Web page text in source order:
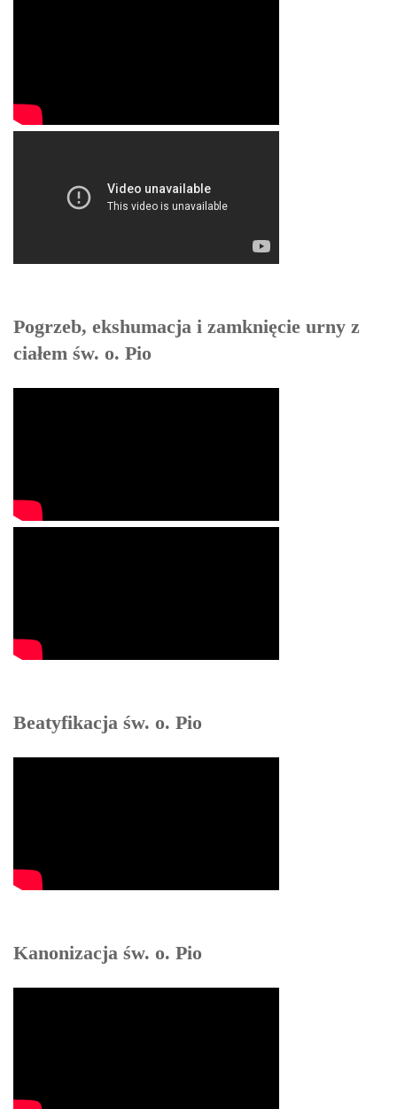
Pogrzeb, ekshumacja i zamknięcie urny z
ciałem św. o. Pio
Beatyfikacja św. o. Pio
Kanonizacja św. o. Pio